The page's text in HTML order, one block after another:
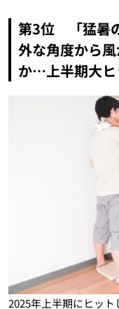
第3位 「猛暑
外な角度から
か…上半期大ヒ
2025年上半期にヒッ